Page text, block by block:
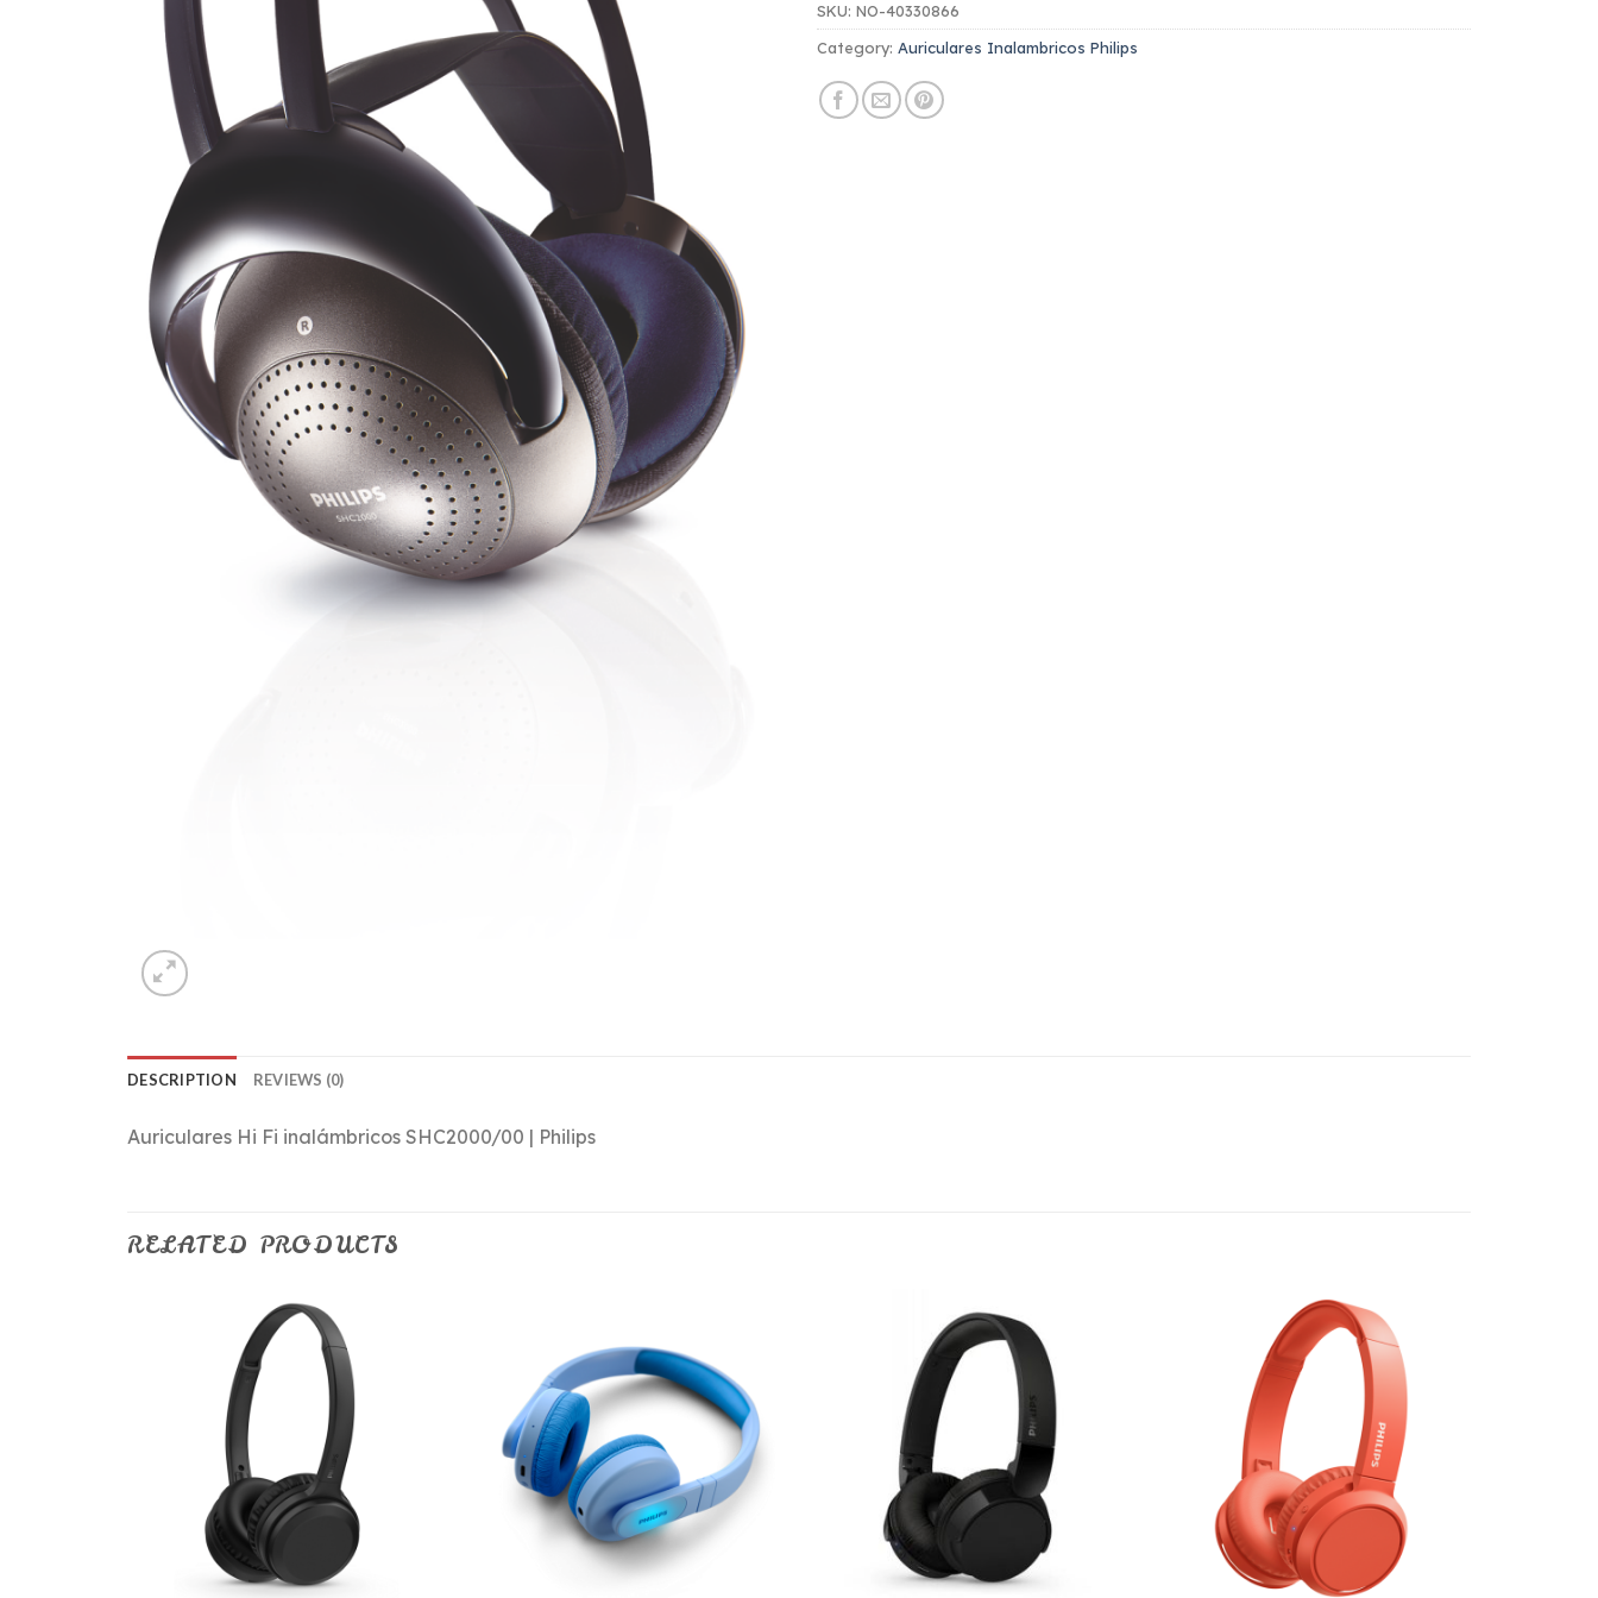
SKU: NO-40330866
Category: Auriculares Inalambricos Philips
DESCRIPTION REVIEWS (0)
Auriculares Hi Fi inalámbricos SHC2000/00 | Philips
RELATED PRODUCTS